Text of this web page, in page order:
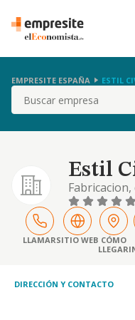
EMPRESITE ESPAÑA ESTIL
Buscar
Estil
recogida de
compra,
tenencia de
inmuebl
LLAMARSITIO WEB CÓMO
LLEGAR
DIRECCIÓN Y CONTACTO